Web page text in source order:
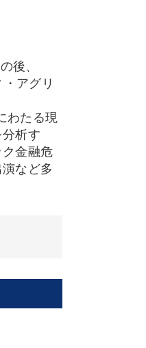
後、
アグリ
わたる現
析す
金融危
など多